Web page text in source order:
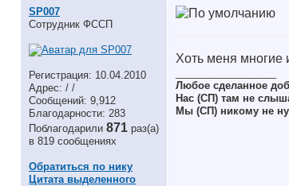
SP007
Сотрудник ФССП
Регистрация: 10.04.2010
Адрес: / /
Сообщений: 9,912
Благодарности: 283
Поблагодарили 871 раз(а)
в 819 сообщениях
Обратиться по нику
Цитата выделенного
Хоть меня многие
Любое сделанное
Нас (СП) там не
Мы (СП) никому не